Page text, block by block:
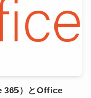
365）とOffice